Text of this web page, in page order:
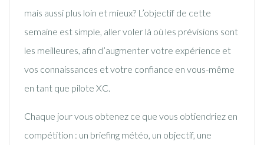
mais aussi plus loin et mieux? L’objectif de cette
semaine est simple, aller voler là où les prévisions sont
les meilleures, afin d’augmenter votre expérience et
vos connaissances et votre confiance en vous-même
en tant que pilote XC.
Chaque jour vous obtenez ce que vous obtiendriez en
compétition : un briefing météo, un objectif, une